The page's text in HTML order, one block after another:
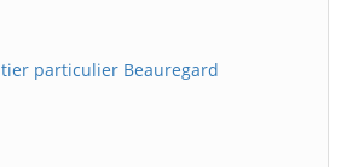
particulier Beauregard